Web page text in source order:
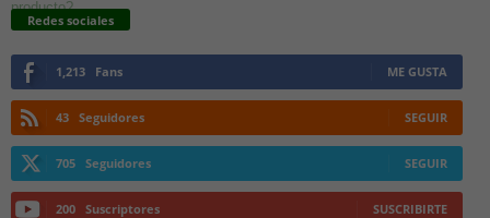
Redes sociales
1,213 Fans ME GUSTA
43 Seguidores SEGUIR
705 Seguidores SEGUIR
200 Suscriptores SUSCRIBIRTE